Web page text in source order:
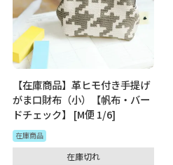
【在庫商品】革ヒモ付き手提げ
がま口財布（小）【帆布・バー
ドチェック】 [M便 1/6]
在庫商品
在庫切れ